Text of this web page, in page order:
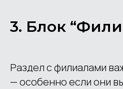
3. Блок
Раздел с филиалами
— особенно если они